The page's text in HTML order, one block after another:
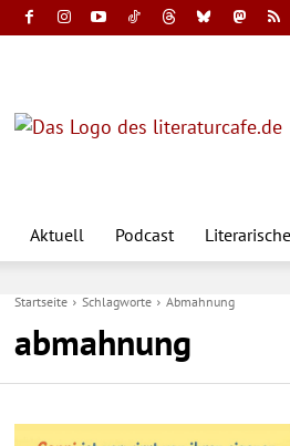
Aktuell Podcast
Startseite Schlagworte Abmahnung
abmahnung